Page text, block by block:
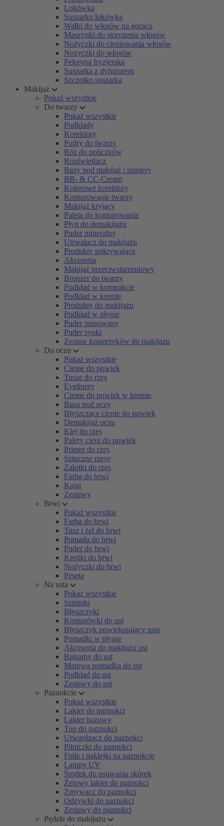
Lokówka
Suszarko lokówka
Wałki do włosów na gorąco
Maszynki do strzyżenia włosów
Nożyczki do cieniowania włosów
Nożyczki do włosów
Peleryna fryzjerska
Suszarka z dyfuzorem
Szczotko suszarka
Makijaż
Pokaż wszystkie
Do twarzy
Pokaż wszystkie
Podkłady
Korektory
Pudry do twarzy
Róż do policzków
Rozświetlacz
Bazy pod makijaż i primery
BB- & CC-Cream
Kolorowe korektory
Konturowanie twarzy
Makijaż kryjący
Paleta do konturowania
Płyn do demakijażu
Puder mineralny
Utrwalacz do makijażu
Produkty pokrywające
Akcesoria
Makijaż przeciwstarzeniowy
Bronzer do twarzy
Podkład w kompakcie
Podkład w kremie
Produkty do makijażu
Podkład w płynie
Puder prasowany
Puder sypki
Zestaw kosmetyków do makijażu
Do oczu
Pokaż wszystkie
Cienie do powiek
Tusze do rzęs
Eyelinery
Cienie do powiek w kremie
Baza pod oczy
Błyszczące cienie do powiek
Demakijaż oczu
Klej do rzęs
Palety cieni do powiek
Primer do rzęs
Sztuczne rzęsy
Zalotki do rzęs
Farba do brwi
Kajal
Zestawy
Brwi
Pokaż wszystkie
Farba do brwi
Tusz i żel do brwi
Pomada do brwi
Puder do brwi
Kredki do brwi
Nożyczki do brwi
Pęseta
Na usta
Pokaż wszystkie
Szminki
Błyszczyki
Konturówki do ust
Błyszczyk powiększający usta
Pomadki w płynie
Akcesoria do makijażu ust
Balsamy do ust
Matowa pomadka do ust
Podkład do ust
Zestawy do ust
Paznokcie
Pokaż wszystkie
Lakier do paznokci
Lakier bazowy
Top do paznokci
Utwardzacz do paznokci
Pilniczki do paznokci
Folie i naklejki na paznokcie
Lampy UV
Środek do usuwania skórek
Żelowy lakier do paznokci
Zmywacz do paznokci
Odżywki do paznokci
Zestawy do paznokci
Pędzle do makijażu